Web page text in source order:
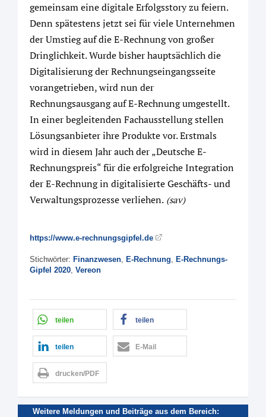
gemeinsam eine digitale Erfolgsstory zu feiern.
Denn spätestens jetzt sei für viele Unternehmen
der Umstieg auf die E-Rechnung von großer
Dringlichkeit. Wurde bisher hauptsächlich die
Digitalisierung der Rechnungseingangsseite
vorangetrieben, wird nun der
Rechnungsausgang auf E-Rechnung umgestellt.
In einer begleitenden Fachausstellung stellen
Lösungsanbieter ihre Produkte vor. Erstmals
wird in diesem Jahr auch der „Deutsche E-
Rechnungspreis“ für die erfolgreiche Integration
der E-Rechnung in digitalisierte Geschäfts- und
Verwaltungsprozesse verliehen. (sav)
https://www.e-rechnungsgipfel.de
Stichwörter: Finanzwesen, E-Rechnung, E-Rechnungs-
Gipfel 2020, Vereon
teilen teilen
teilen E-Mail
drucken/PDF
Weitere Meldungen und Beiträge aus dem Bereich: